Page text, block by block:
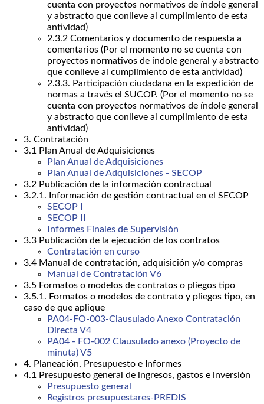
cuenta con proyectos normativos de índole general
y abstracto que conlleve al cumplimiento de esta
antividad)
2.3.2 Comentarios y documento de respuesta a
comentarios (Por el momento no se cuenta con
proyectos normativos de índole general y abstracto
que conlleve al cumplimiento de esta antividad)
2.3.3. Participación ciudadana en la expedición de
normas a través el SUCOP. (Por el momento no se
cuenta con proyectos normativos de índole general
y abstracto que conlleve al cumplimiento de esta
antividad)
3. Contratación
3.1 Plan Anual de Adquisiciones
Plan Anual de Adquisiciones
Plan Anual de Adquisiciones - SECOP
3.2 Publicación de la información contractual
3.2.1. Información de gestión contractual en el SECOP
SECOP I
SECOP II
Informes Finales de Supervisión
3.3 Publicación de la ejecución de los contratos
Contratación en curso
3.4 Manual de contratación, adquisición y/o compras
Manual de Contratación V6
3.5 Formatos o modelos de contratos o pliegos tipo
3.5.1. Formatos o modelos de contrato y pliegos tipo, en
caso de que aplique
PA04-FO-003-Clausulado Anexo Contratación
Directa V4
PA04 - FO-002 Clausulado anexo (Proyecto de
minuta) V5
4. Planeación, Presupuesto e Informes
4.1 Presupuesto general de ingresos, gastos e inversión
Presupuesto general
Registros presupuestares-PREDIS